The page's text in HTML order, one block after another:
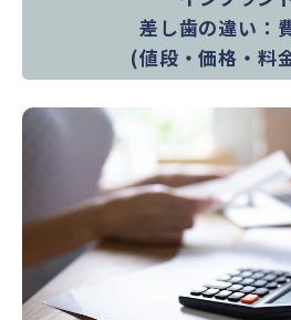
差し歯の違い：
(値段・価格・料